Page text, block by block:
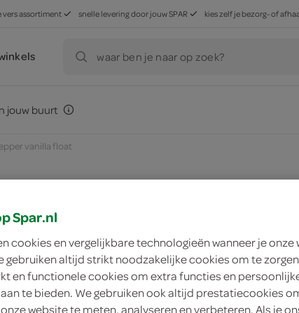
vers assortiment snelle levering door jouw SPAR kies zelf je bezorg- of
waar ben je naar op zoek?
jouw buurt
vanilla float
Dr Pepper Vanilla
Spar.nl
cookies en vergelijkbare technologieën wanneer je onze
gebruiken altijd strikt noodzakelijke cookies om te
en functionele cookies om extra functies en
te bieden. We gebruiken ook altijd prestatiecookies
website te meten, analyseren en verbeteren. Als je